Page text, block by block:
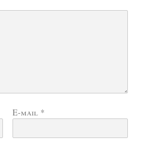
E-mail *